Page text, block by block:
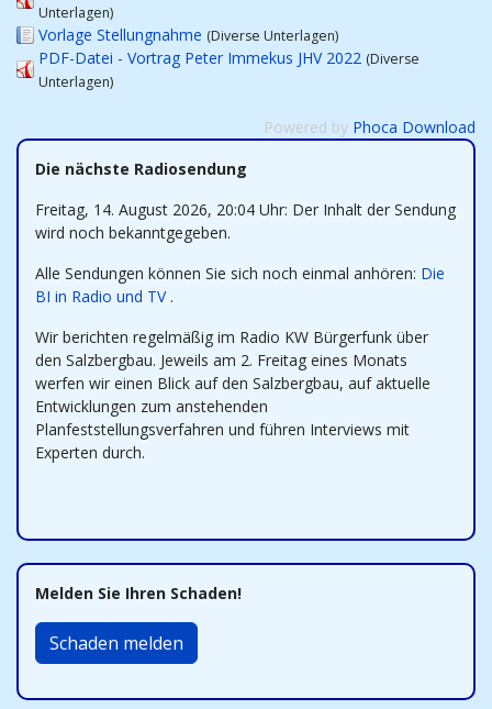
Unterlagen)
Vorlage Stellungnahme (Diverse Unterlagen)
PDF-Datei - Vortrag Peter Immekus JHV 2022 (Diverse
Unterlagen)
Powered by Phoca Download
Die nächste Radiosendung
Freitag, 14. August 2026, 20:04 Uhr: Der Inhalt der Sendung
wird noch bekanntgegeben.
Alle Sendungen können Sie sich noch einmal anhören: Die
BI in Radio und TV .
Wir berichten regelmäßig im Radio KW Bürgerfunk über
den Salzbergbau. Jeweils am 2. Freitag eines Monats
werfen wir einen Blick auf den Salzbergbau, auf aktuelle
Entwicklungen zum anstehenden
Planfeststellungsverfahren und führen Interviews mit
Experten durch.
Melden Sie Ihren Schaden!
Schaden melden